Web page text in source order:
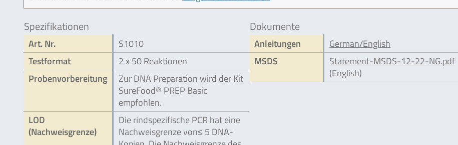
Spezifikationen
Art. Nr.
S1010
Testformat
2 x 50 Reaktionen
Probenvorbereitung
Zur DNA Preparation wird der Kit
SureFood® PREP Basic
empfohlen.
LOD
(Nachweisgrenze)
Die rindspezifische PCR hat eine
Nachweisgrenze von≤ 5 DNA-
Dokumente
Anleitungen
German/English
MSDS
Statement-MSDS-12-22-NG.pdf
(English)